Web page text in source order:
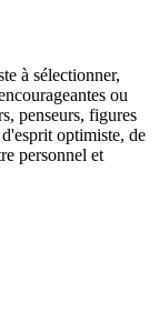
à sélectionner,
ou
penseurs, figures
optimiste, de
personnel et